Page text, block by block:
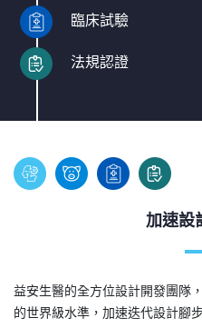
臨床試驗
法規認證
加速設
益安生醫的全方位設計開發團隊
的世界級水準，加速迭代設計腳